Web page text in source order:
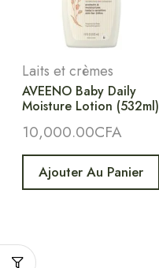
Laits et crèmes
AVEENO Baby Daily
Moisture Lotion (532ml)
10,000.00CFA
Ajouter Au Panier